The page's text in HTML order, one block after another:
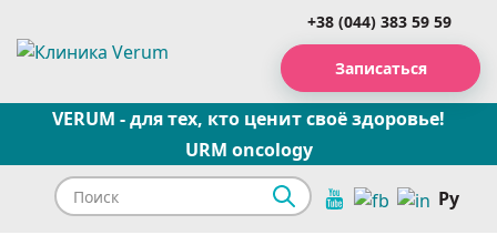
+38 (044) 383 59 59
Записаться
VERUM - для тех, кто ценит своё здоровье!
URM oncology
Ру